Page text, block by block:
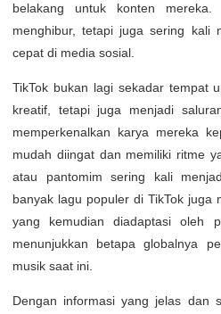
belakang untuk konten
menghibur, tetapi juga sering kali
cepat di media sosial.
TikTok bukan lagi sekadar tempat
kreatif, tetapi juga menjadi
memperkenalkan karya mereka
mudah diingat dan memiliki ritme
atau pantomim sering kali
banyak lagu populer di TikTok juga
yang kemudian diadaptasi oleh
menunjukkan betapa globalnya
musik saat ini.
Dengan informasi yang jelas dan